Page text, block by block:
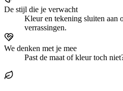
De stijl die je verwacht
Kleur en tekening sluiten aan
verrassingen.
We denken met je mee
Past de maat of kleur toch